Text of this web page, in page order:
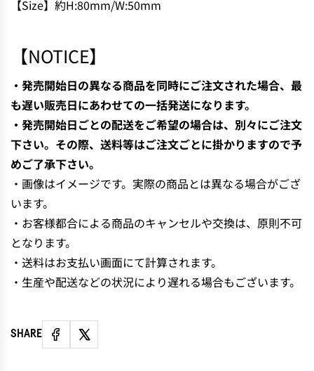
N
【Size】約H:80mm/W:50mm
【NOTICE】
・発売開始日の異なる商品を同時にご注文された場合、最
も遅い販売日にあわせての一括発送になります。
・発売開始日ごとの配送をご希望の場合は、別々にご注文
下さい。その際、送料等はご注文ごとに掛かりますので予
めご了承下さい。
・画像はイメージです。実際の商品とは異なる場合がござ
います。
・お客様都合による商品のキャンセルや交換は、原則不可
となります。
・送料はお支払い画面にて計算されます。
・生産や配送などの状況により遅れる場合もございます。
SHARE